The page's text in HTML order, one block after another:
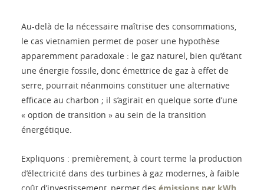
Au-delà de la nécessaire maîtrise des consommations,
le cas vietnamien permet de poser une hypothèse
apparemment paradoxale : le gaz naturel, bien qu’étant
une énergie fossile, donc émettrice de gaz à effet de
serre, pourrait néanmoins constituer une alternative
efficace au charbon ; il s’agirait en quelque sorte d’une
« option de transition » au sein de la transition
énergétique.
Expliquons : premièrement, à court terme la production
d’électricité dans des turbines à gaz modernes, à faible